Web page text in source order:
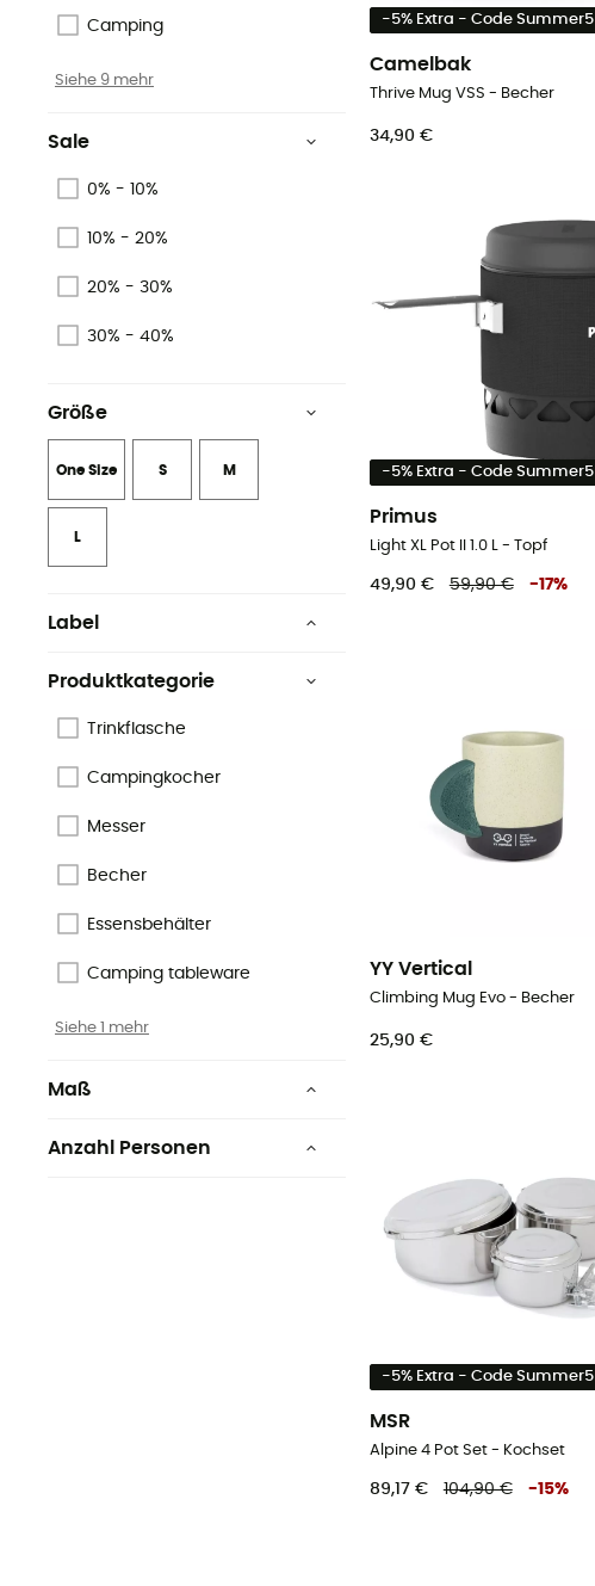
Camping
Siehe 9 mehr
Sale
0% - 10%
10% - 20%
20% - 30%
30% - 40%
Größe
One Size S M
L
Label
Garantie
BPA Free
PFC-Free
Siehe 1 mehr
Produktkategorie
Trinkflasche
Campingkocher
Messer
Becher
Essensbehälter
Camping tableware
Siehe 1 mehr
Maß
Anzahl Personen
-5% Extra - Code Summer5
Camelbak
Thrive Mug VSS - Becher
34,90 €
-5% Extra - Code Summer5
Primus
Light XL Pot II 1.0 L - Topf
49,90 € 59,90 € -17%
YY Vertical
Climbing Mug Evo - Becher
25,90 €
-5% Extra - Code Summer5
MSR
Alpine 4 Pot Set - Kochset
89,17 € 104,90 € -15%